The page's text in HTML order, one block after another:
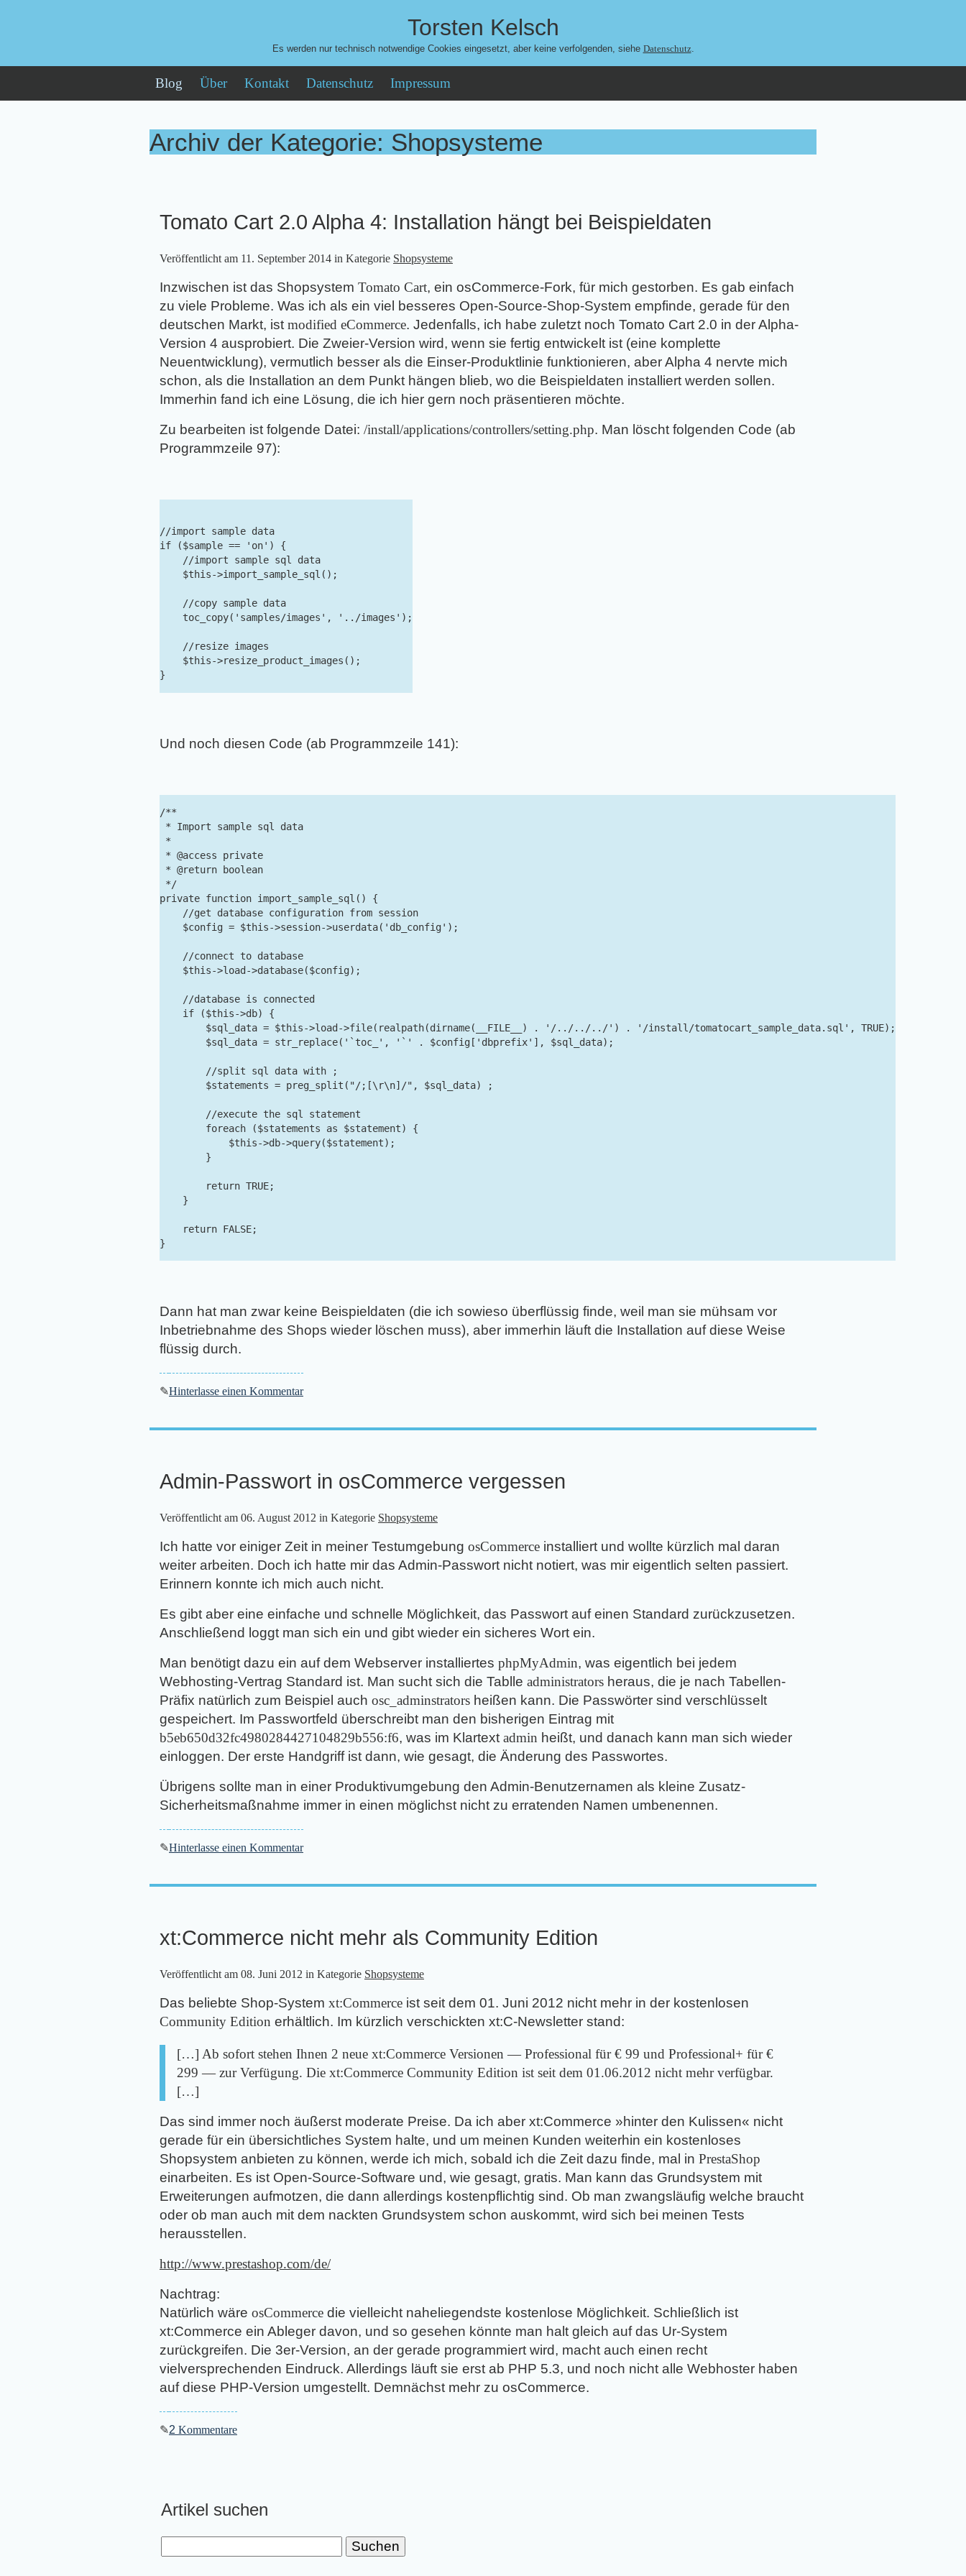
Torsten Kelsch
Es werden nur technisch notwendige Cookies eingesetzt, aber keine verfolgenden, siehe Datenschutz.
Blog Über Kontakt Datenschutz Impressum
Archiv der Kategorie: Shopsysteme
Tomato Cart 2.0 Alpha 4: Installation hängt bei Beispieldaten
Veröffentlicht am 11. September 2014 in Kategorie Shopsysteme
Inzwischen ist das Shopsystem Tomato Cart, ein osCommerce-Fork, für mich gestorben. Es gab einfach
zu viele Probleme. Was ich als ein viel besseres Open-Source-Shop-System empfinde, gerade für den
deutschen Markt, ist modified eCommerce. Jedenfalls, ich habe zuletzt noch Tomato Cart 2.0 in der Alpha-
Version 4 ausprobiert. Die Zweier-Version wird, wenn sie fertig entwickelt ist (eine komplette
Neuentwicklung), vermutlich besser als die Einser-Produktlinie funktionieren, aber Alpha 4 nervte mich
schon, als die Installation an dem Punkt hängen blieb, wo die Beispieldaten installiert werden sollen.
Immerhin fand ich eine Lösung, die ich hier gern noch präsentieren möchte.
Zu bearbeiten ist folgende Datei: /install/applications/controllers/setting.php. Man löscht folgenden Code (ab
Programmzeile 97):
//import sample data
if ($sample == 'on') {
    //import sample sql data
    $this->import_sample_sql();
    //copy sample data
    toc_copy('samples/images', '../images');
    //resize images
    $this->resize_product_images();
Und noch diesen Code (ab Programmzeile 141):
/**
* Import sample sql data
*
* @access private
* @return boolean
*/
private function import_sample_sql() {
    //get database configuration from session
    $config = $this->session->userdata('db_config');
    //connect to database
    $this->load->database($config);
    //database is connected
    if ($this->db) {
        $sql_data = $this->load->file(realpath(dirname(__FILE__) . '/../../../') . '/install/tomatocart_sample_data.sql', TRUE);
        $sql_data = str_replace('`toc_', '`' . $config['dbprefix'], $sql_data);
        //split sql data with ;
        $statements = preg_split("/;[\r\n]/", $sql_data) ;
        //execute the sql statement
        foreach ($statements as $statement) {
            $this->db->query($statement);
        }
        return TRUE;
    }
    return FALSE;
Dann hat man zwar keine Beispieldaten (die ich sowieso überflüssig finde, weil man sie mühsam vor
Inbetriebnahme des Shops wieder löschen muss), aber immerhin läuft die Installation auf diese Weise
flüssig durch.
✎Hinterlasse einen Kommentar
Admin-Passwort in osCommerce vergessen
Veröffentlicht am 06. August 2012 in Kategorie Shopsysteme
Ich hatte vor einiger Zeit in meiner Testumgebung osCommerce installiert und wollte kürzlich mal daran
weiter arbeiten. Doch ich hatte mir das Admin-Passwort nicht notiert, was mir eigentlich selten passiert.
Erinnern konnte ich mich auch nicht.
Es gibt aber eine einfache und schnelle Möglichkeit, das Passwort auf einen Standard zurückzusetzen.
Anschließend loggt man sich ein und gibt wieder ein sicheres Wort ein.
Man benötigt dazu ein auf dem Webserver installiertes phpMyAdmin, was eigentlich bei jedem
Webhosting-Vertrag Standard ist. Man sucht sich die Tablle administrators heraus, die je nach Tabellen-
Präfix natürlich zum Beispiel auch osc_adminstrators heißen kann. Die Passwörter sind verschlüsselt
gespeichert. Im Passwortfeld überschreibt man den bisherigen Eintrag mit
b5eb650d32fc4980284427104829b556:f6, was im Klartext admin heißt, und danach kann man sich wieder
einloggen. Der erste Handgriff ist dann, wie gesagt, die Änderung des Passwortes.
Übrigens sollte man in einer Produktivumgebung den Admin-Benutzernamen als kleine Zusatz-
Sicherheitsmaßnahme immer in einen möglichst nicht zu erratenden Namen umbenennen.
✎Hinterlasse einen Kommentar
xt:Commerce nicht mehr als Community Edition
Veröffentlicht am 08. Juni 2012 in Kategorie Shopsysteme
Das beliebte Shop-System xt:Commerce ist seit dem 01. Juni 2012 nicht mehr in der kostenlosen
Community Edition erhältlich. Im kürzlich verschickten xt:C-Newsletter stand:
[…] Ab sofort stehen Ihnen 2 neue xt:Commerce Versionen — Professional für € 99 und Professional+ für €
299 — zur Verfügung. Die xt:Commerce Community Edition ist seit dem 01.06.2012 nicht mehr verfügbar.
[…]
Das sind immer noch äußerst moderate Preise. Da ich aber xt:Commerce »hinter den Kulissen« nicht
gerade für ein übersichtliches System halte, und um meinen Kunden weiterhin ein kostenloses
Shopsystem anbieten zu können, werde ich mich, sobald ich die Zeit dazu finde, mal in PrestaShop
einarbeiten. Es ist Open-Source-Software und, wie gesagt, gratis. Man kann das Grundsystem mit
Erweiterungen aufmotzen, die dann allerdings kostenpflichtig sind. Ob man zwangsläufig welche braucht
oder ob man auch mit dem nackten Grundsystem schon auskommt, wird sich bei meinen Tests
herausstellen.
http://www.prestashop.com/de/
Nachtrag:
Natürlich wäre osCommerce die vielleicht naheliegendste kostenlose Möglichkeit. Schließlich ist
xt:Commerce ein Ableger davon, und so gesehen könnte man halt gleich auf das Ur-System
zurückgreifen. Die 3er-Version, an der gerade programmiert wird, macht auch einen recht
vielversprechenden Eindruck. Allerdings läuft sie erst ab PHP 5.3, und noch nicht alle Webhoster haben
auf diese PHP-Version umgestellt. Demnächst mehr zu osCommerce.
✎2 Kommentare
Artikel suchen